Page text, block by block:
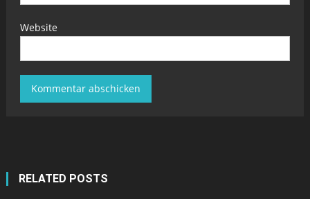
Website
RELATED POSTS